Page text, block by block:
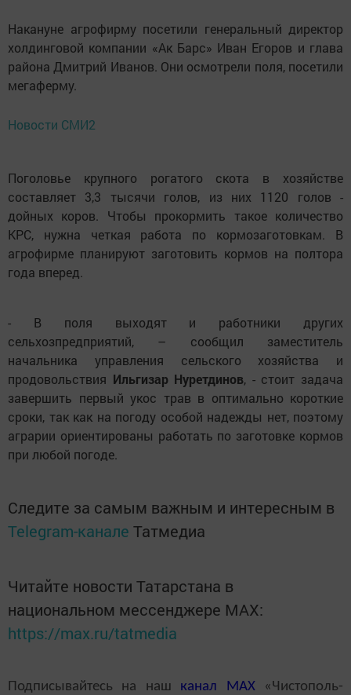
Накануне агрофирму посетили генеральный директор
холдинговой компании «Ак Барс» Иван Егоров и глава
района Дмитрий Иванов. Они осмотрели поля, посетили
мегаферму.
Новости СМИ2
Поголовье крупного рогатого скота в хозяйстве
составляет 3,3 тысячи голов, из них 1120 голов -
дойных коров. Чтобы прокормить такое количество
КРС, нужна четкая работа по кормозаготовкам. В
агрофирме планируют заготовить кормов на полтора
года вперед.
- В поля выходят и работники других
сельхозпредприятий, – сообщил заместитель
начальника управления сельского хозяйства и
продовольствия Ильгизар Нуретдинов, - стоит задача
завершить первый укос трав в оптимально короткие
сроки, так как на погоду особой надежды нет, поэтому
аграрии ориентированы работать по заготовке кормов
при любой погоде.
Следите за самым важным и интересным в
Telegram-канале Татмедиа
Читайте новости Татарстана в
национальном мессенджере MАХ:
https://max.ru/tatmedia
Подписывайтесь на наш канал MAX«Чистополь-